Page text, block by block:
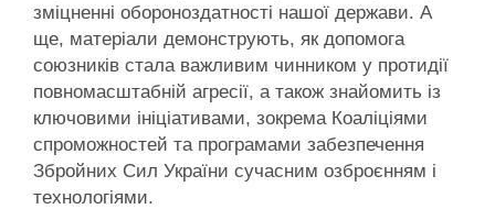
зміцненні обороноздатності нашої держави. А
ще, матеріали демонструють, як допомога
союзників стала важливим чинником у протидії
повномасштабній агресії, а також знайомить із
ключовими ініціативами, зокрема Коаліціями
спроможностей та програмами забезпечення
Збройних Сил України сучасним озброєнням і
технологіями.